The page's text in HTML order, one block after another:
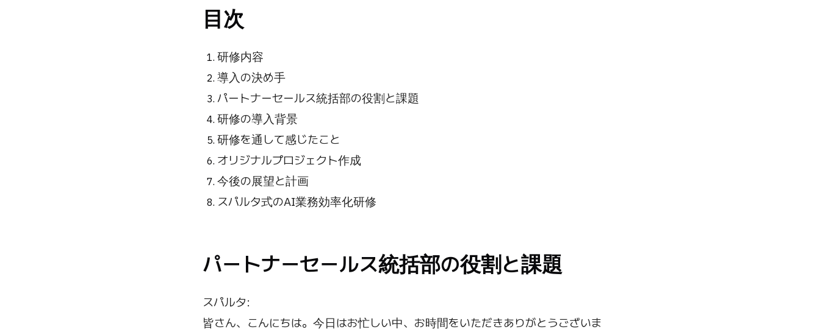
目次
研修内容
導入の決め手
パートナーセールス統括部の役割と課題
研修の導入背景
研修を通して感じたこと
オリジナルプロジェクト作成
今後の展望と計画
スパルタ式のAI業務効率化研修
パートナーセールス統括部の役割と課題
スパルタ:
皆さん、こんにちは。今日はお忙しい中、お時間をいただきありがとうございま